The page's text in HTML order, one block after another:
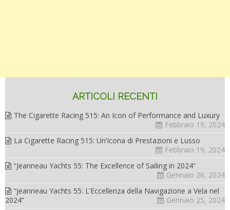
ARTICOLI RECENTI
The Cigarette Racing 515: An Icon of Performance and Luxury
Febbraio 19, 2024
La Cigarette Racing 515: Un’Icona di Prestazioni e Lusso
Febbraio 19, 2024
“Jeanneau Yachts 55: The Excellence of Sailing in 2024”
Gennaio 26, 2024
“Jeanneau Yachts 55: L’Eccellenza della Navigazione a Vela nel
2024”
Gennaio 25, 2024